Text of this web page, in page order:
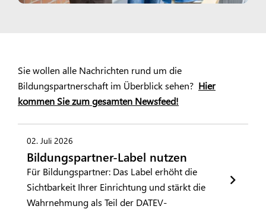
Sie wollen alle Nachrichten rund um die
Bildungspartnerschaft im Überblick sehen? Hier
kommen Sie zum gesamten Newsfeed!
02. Juli 2026
Bildungspartner-Label nutzen
Für Bildungspartner: Das Label erhöht die
Sichtbarkeit Ihrer Einrichtung und stärkt die
Wahrnehmung als Teil der DATEV-